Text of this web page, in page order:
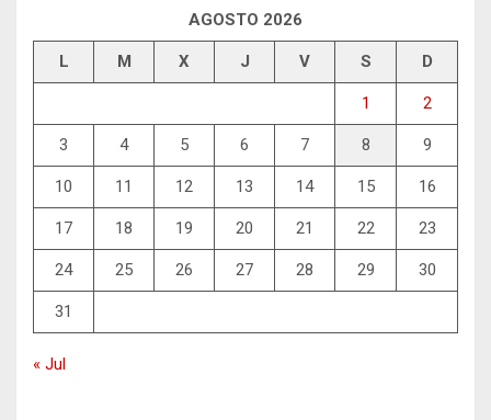
AGOSTO 2026
L M X J V S D
1 2
3 4 5 6 7 8 9
10 11 12 13 14 15 16
17 18 19 20 21 22 23
24 25 26 27 28 29 30
31
« Jul